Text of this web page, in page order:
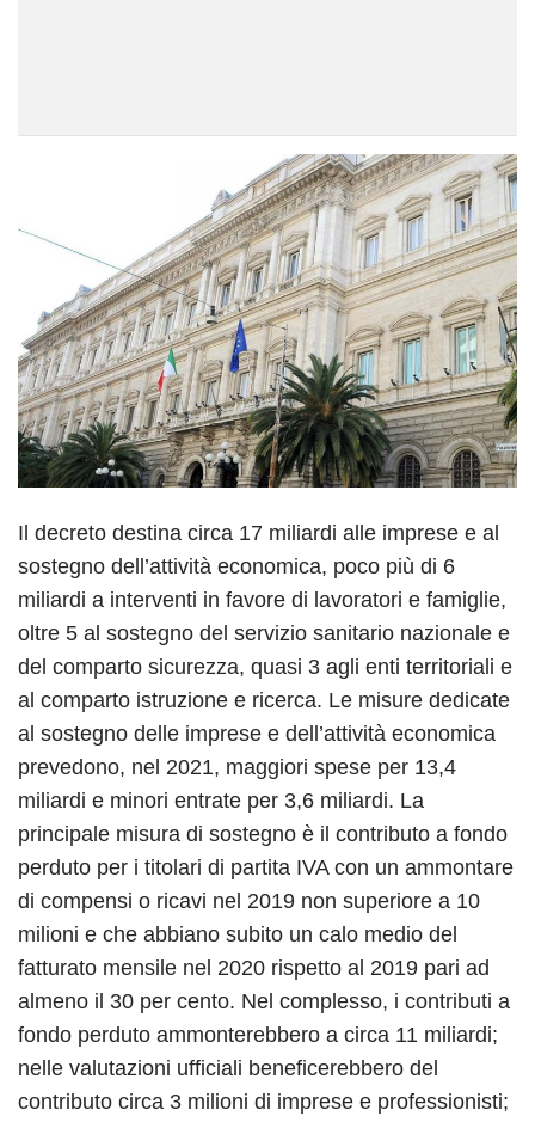
Il decreto destina circa 17 miliardi alle imprese e al
sostegno dell’attività economica, poco più di 6
miliardi a interventi in favore di lavoratori e famiglie,
oltre 5 al sostegno del servizio sanitario nazionale e
del comparto sicurezza, quasi 3 agli enti territoriali e
al comparto istruzione e ricerca. Le misure dedicate
al sostegno delle imprese e dell’attività economica
prevedono, nel 2021, maggiori spese per 13,4
miliardi e minori entrate per 3,6 miliardi. La
principale misura di sostegno è il contributo a fondo
perduto per i titolari di partita IVA con un ammontare
di compensi o ricavi nel 2019 non superiore a 10
milioni e che abbiano subito un calo medio del
fatturato mensile nel 2020 rispetto al 2019 pari ad
almeno il 30 per cento. Nel complesso, i contributi a
fondo perduto ammonterebbero a circa 11 miliardi;
nelle valutazioni ufficiali beneficerebbero del
contributo circa 3 milioni di imprese e professionisti;